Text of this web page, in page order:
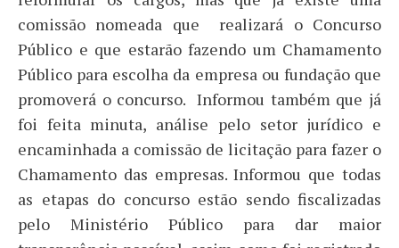
comissão nomeada que realizará o Concurso
Público e que estarão fazendo um Chamamento
Público para escolha da empresa ou fundação que
promoverá o concurso. Informou também que já
foi feita minuta, análise pelo setor jurídico e
encaminhada a comissão de licitação para fazer o
Chamamento das empresas. Informou que todas
as etapas do concurso estão sendo fiscalizadas
pelo Ministério Público para dar maior